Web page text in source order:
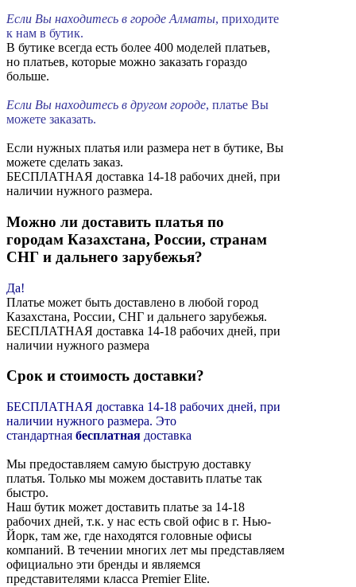
Если Вы находитесь в городе Алматы, приходите
к нам в бутик.
В бутике всегда есть более 400 моделей платьев,
но платьев, которые можно заказать гораздо
больше.
Если Вы находитесь в другом городе, платье Вы
можете заказать.
Если нужных платья или размера нет в бутике, Вы
можете сделать заказ.
БЕСПЛАТНАЯ доставка 14-18 рабочих дней, при
наличии нужного размера.
Можно ли доставить платья по
городам Казахстана, России, странам
СНГ и дальнего зарубежья?
Да!
Платье может быть доставлено в любой город
Казахстана, России, СНГ и дальнего зарубежья.
БЕСПЛАТНАЯ доставка 14-18 рабочих дней, при
наличии нужного размера
Срок и стоимость доставки?
БЕСПЛАТНАЯ доставка 14-18 рабочих дней, при
наличии нужного размера. Это
стандартная бесплатная доставка
Мы предоставляем самую быструю доставку
платья. Только мы можем доставить платье так
быстро.
Наш бутик может доставить платье за 14-18
рабочих дней, т.к. у нас есть свой офис в г. Нью-
Йорк, там же, где находятся головные офисы
компаний. В течении многих лет мы представляем
официально эти бренды и являемся
представителями класса Premier Elite.